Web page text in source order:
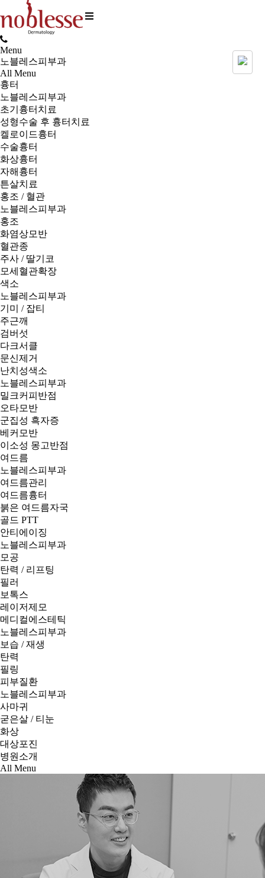
Menu
노블레스피부과
All Menu
흉터
노블레스피부과
초기흉터치료
성형수술 후 흉터치료
켈로이드흉터
수술흉터
화상흉터
자해흉터
튼살치료
홍조 / 혈관
노블레스피부과
홍조
화염상모반
혈관종
주사 / 딸기코
모세혈관확장
색소
노블레스피부과
기미 / 잡티
주근깨
검버섯
다크서클
문신제거
난치성색소
노블레스피부과
밀크커피반점
오타모반
군집성 흑자증
베커모반
이소성 몽고반점
여드름
노블레스피부과
여드름관리
여드름흉터
붉은 여드름자국
골드 PTT
안티에이징
노블레스피부과
모공
탄력 / 리프팅
필러
보톡스
레이저제모
메디컬에스테틱
노블레스피부과
보습 / 재생
탄력
필링
피부질환
노블레스피부과
사마귀
굳은살 / 티눈
화상
대상포진
병원소개
All Menu